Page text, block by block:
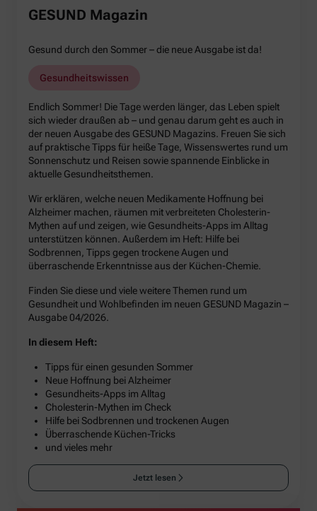
GESUND Magazin
Gesund durch den Sommer – die neue Ausgabe ist da!
Gesundheitswissen
Endlich Sommer! Die Tage werden länger, das Leben spielt
sich wieder draußen ab – und genau darum geht es auch in
der neuen Ausgabe des GESUND Magazins. Freuen Sie sich
auf praktische Tipps für heiße Tage, Wissenswertes rund um
Sonnenschutz und Reisen sowie spannende Einblicke in
aktuelle Gesundheitsthemen.
Wir erklären, welche neuen Medikamente Hoffnung bei
Alzheimer machen, räumen mit verbreiteten Cholesterin-
Mythen auf und zeigen, wie Gesundheits-Apps im Alltag
unterstützen können. Außerdem im Heft: Hilfe bei
Sodbrennen, Tipps gegen trockene Augen und
überraschende Erkenntnisse aus der Küchen-Chemie.
Finden Sie diese und viele weitere Themen rund um
Gesundheit und Wohlbefinden im neuen GESUND Magazin –
Ausgabe 04/2026.
In diesem Heft:
Tipps für einen gesunden Sommer
Neue Hoffnung bei Alzheimer
Gesundheits-Apps im Alltag
Cholesterin-Mythen im Check
Hilfe bei Sodbrennen und trockenen Augen
Überraschende Küchen-Tricks
und vieles mehr
Jetzt lesen